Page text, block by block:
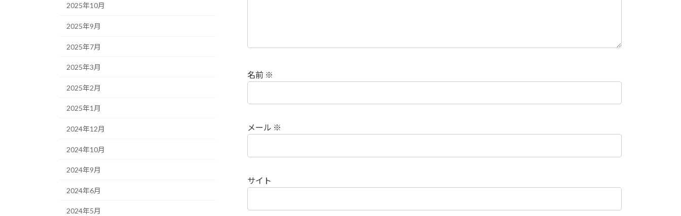
名前 ※
メール ※
サイト
2025年10月
2025年9月
2025年7月
2025年3月
2025年2月
2025年1月
2024年12月
2024年10月
2024年9月
2024年6月
2024年5月